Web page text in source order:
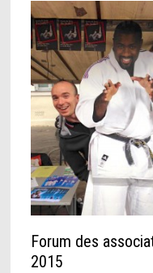
Forum des
2015